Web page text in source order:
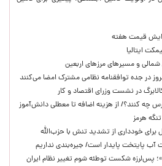
قیمت هفته
ایتالیا
و مسیرهای مرزهای اربعین
در جده توافقنامه نظامی مشترک امضا می‌کنند
در نشست وزرای اقتصاد و کار
چه کنند؟/ از هزینه اضافه تا معطلی دانش‌آموز
هرمز
برای خودداری از تشدید تنش با حزب‌الله
پایتخت پایدار است/ جیره‌بندی نداریم
پس‌لرزه شکست توطئه شوم تغییر نظام ایران